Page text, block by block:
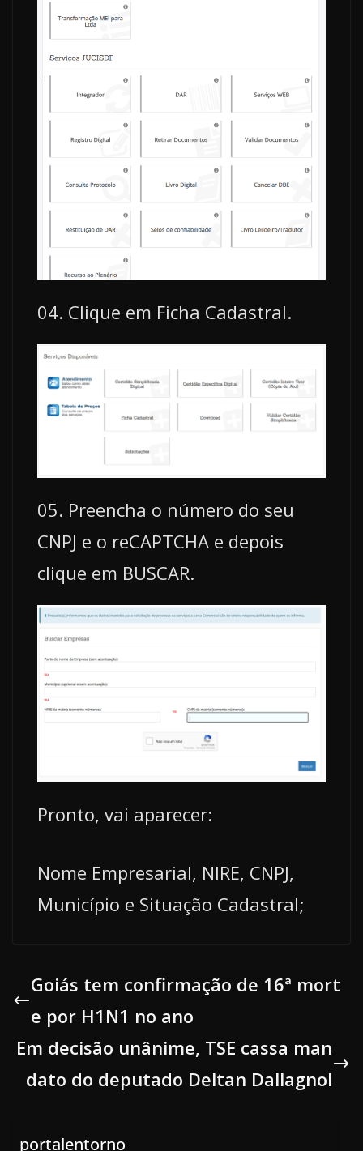
04. Clique em Ficha Cadastral.
05. Preencha o número do seu
CNPJ e o reCAPTCHA e depois
clique em BUSCAR.
Pronto, vai aparecer:
Nome Empresarial, NIRE, CNPJ,
Município e Situação Cadastral;
Goiás tem confirmação de 16ª mort
e por H1N1 no ano
Em decisão unânime, TSE cassa man
dato do deputado Deltan Dallagnol
portalentorno